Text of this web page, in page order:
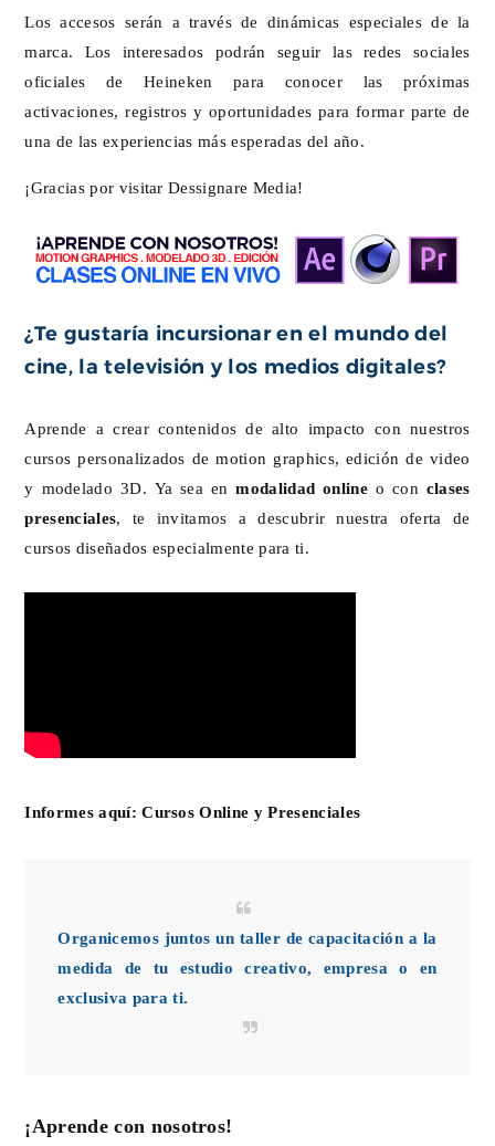
Los accesos serán a través de dinámicas especiales de la
marca. Los interesados podrán seguir las redes sociales
oficiales de Heineken para conocer las próximas
activaciones, registros y oportunidades para formar parte de
una de las experiencias más esperadas del año.
¡Gracias por visitar Dessignare Media!
¿Te gustaría incursionar en el mundo del
cine, la televisión y los medios digitales?
Aprende a crear contenidos de alto impacto con nuestros
cursos personalizados de motion graphics, edición de video
y modelado 3D. Ya sea en modalidad onlineo con clases
presenciales , te invitamos a descubrir nuestra oferta de
cursos diseñados especialmente para ti.
Informes aquí:Cursos Online y Presenciales
Organicemos juntos un taller de capacitación a la
medida de tu estudio creativo, empresa o en
exclusiva para ti.
¡Aprende con nosotros!